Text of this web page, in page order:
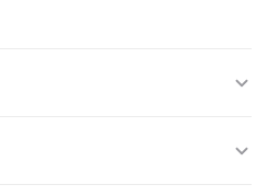
(морская соль,
SPA-процедур.